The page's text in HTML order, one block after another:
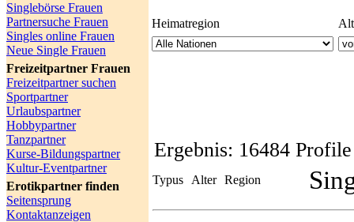
Singlebörse Frauen
Partnersuche Frauen
Singles online Frauen
Neue Single Frauen
Freizeitpartner Frauen
Freizeitpartner suchen
Sportpartner
Urlaubspartner
Hobbypartner
Tanzpartner
Kurse-Bildungspartner
Kultur-Eventpartner
Erotikpartner finden
Seitensprung
Kontaktanzeigen
Heimatregion
Ergebnis: 16484 Profile
Typus Alter Region